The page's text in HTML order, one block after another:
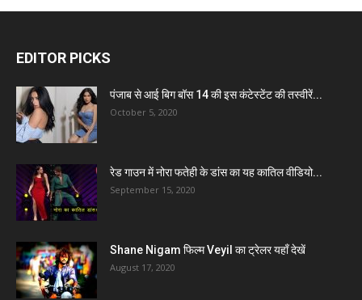
EDITOR PICKS
पंजाब से आई बिग बॉस 14 की इस कंटेस्टेंट की तस्वीरें...
October 5, 2020
रेड गाउन में नोरा फतेही के डांस का यह कातिल वीडियो...
September 15, 2020
Shane Nigam फिल्म Veyil का ट्रेलर यहाँ देखें
August 17, 2020